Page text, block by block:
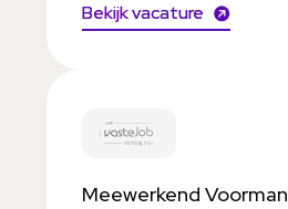
Bekijk vacature
Meewerkend Voorman